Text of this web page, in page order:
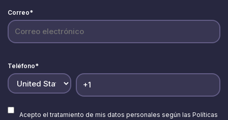
Correo*
Teléfono*
Acepto el tratamiento de mis datos personales según las Políticas